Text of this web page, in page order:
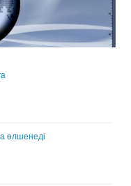
өлшенеді